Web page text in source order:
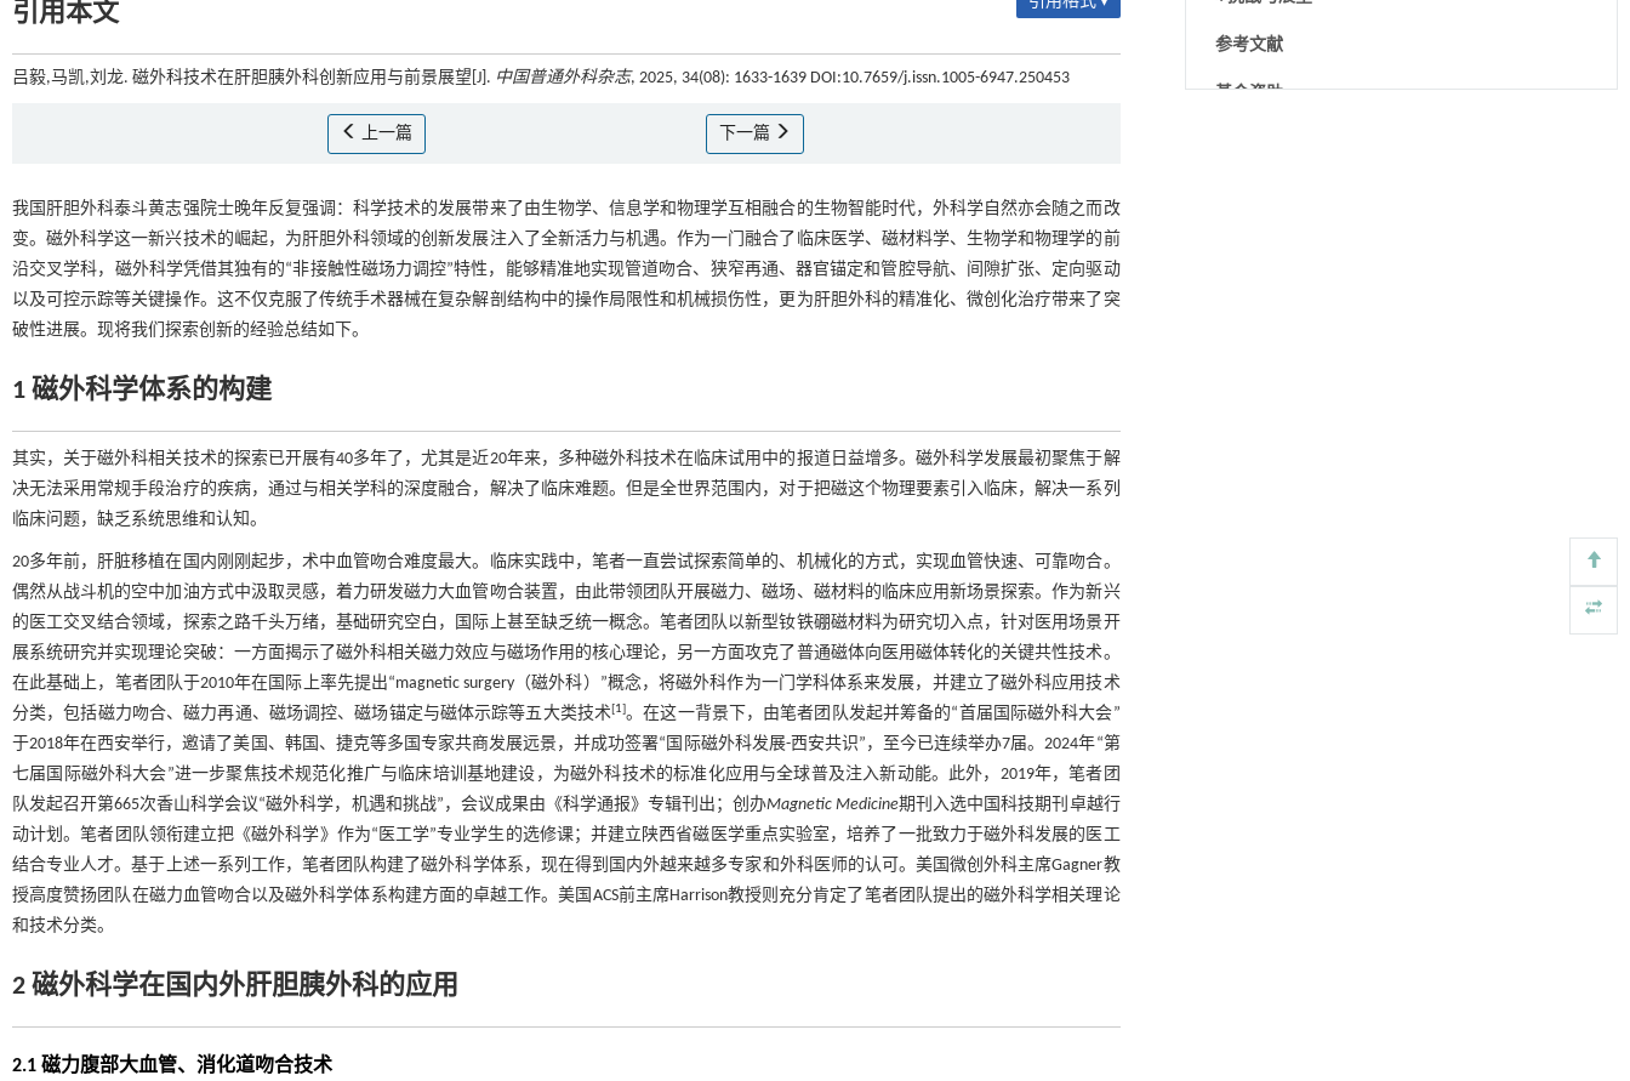
引用本文
吕毅,马凯,刘龙. 磁外科技术在肝胆胰外科创新应用与前景展望[J]. 中国普通外科杂志, 2025, 34(08): 1633-1639 DOI:10.7659/j.issn.1005-6947.250453
上一篇 下一篇
我国肝胆外科泰斗黄志强院士晚年反复强调：科学技术的发展带来了由生物学、信息学和物理学互相融合的生物智能时代，外科学自然亦会随之而改
变。磁外科学这一新兴技术的崛起，为肝胆外科领域的创新发展注入了全新活力与机遇。作为一门融合了临床医学、磁材料学、生物学和物理学的前
沿交叉学科，磁外科学凭借其独有的“非接触性磁场力调控”特性，能够精准地实现管道吻合、狭窄再通、器官锚定和管腔导航、间隙扩张、定向驱动
以及可控示踪等关键操作。这不仅克服了传统手术器械在复杂解剖结构中的操作局限性和机械损伤性，更为肝胆外科的精准化、微创化治疗带来了突
破性进展。现将我们探索创新的经验总结如下。
1 磁外科学体系的构建
其实，关于磁外科相关技术的探索已开展有40多年了，尤其是近20年来，多种磁外科技术在临床试用中的报道日益增多。磁外科学发展最初聚焦于解
决无法采用常规手段治疗的疾病，通过与相关学科的深度融合，解决了临床难题。但是全世界范围内，对于把磁这个物理要素引入临床，解决一系列
临床问题，缺乏系统思维和认知。
20多年前，肝脏移植在国内刚刚起步，术中血管吻合难度最大。临床实践中，笔者一直尝试探索简单的、机械化的方式，实现血管快速、可靠吻合。
偶然从战斗机的空中加油方式中汲取灵感，着力研发磁力大血管吻合装置，由此带领团队开展磁力、磁场、磁材料的临床应用新场景探索。作为新兴
的医工交叉结合领域，探索之路千头万绪，基础研究空白，国际上甚至缺乏统一概念。笔者团队以新型钕铁硼磁材料为研究切入点，针对医用场景开
展系统研究并实现理论突破：一方面揭示了磁外科相关磁力效应与磁场作用的核心理论，另一方面攻克了普通磁体向医用磁体转化的关键共性技术。
在此基础上，笔者团队于2010年在国际上率先提出“magnetic surgery（磁外科）”概念，将磁外科作为一门学科体系来发展，并建立了磁外科应用技术
分类，包括磁力吻合、磁力再通、磁场调控、磁场锚定与磁体示踪等五大类技术[1]。在这一背景下，由笔者团队发起并筹备的“首届国际磁外科大会”
于2018年在西安举行，邀请了美国、韩国、捷克等多国专家共商发展远景，并成功签署“国际磁外科发展-西安共识”，至今已连续举办7届。2024年“第
七届国际磁外科大会”进一步聚焦技术规范化推广与临床培训基地建设，为磁外科技术的标准化应用与全球普及注入新动能。此外，2019年，笔者团
队发起召开第665次香山科学会议“磁外科学，机遇和挑战”，会议成果由《科学通报》专辑刊出；创办Magnetic Medicine期刊入选中国科技期刊卓越行
动计划。笔者团队领衔建立把《磁外科学》作为“医工学”专业学生的选修课；并建立陕西省磁医学重点实验室，培养了一批致力于磁外科发展的医工
结合专业人才。基于上述一系列工作，笔者团队构建了磁外科学体系，现在得到国内外越来越多专家和外科医师的认可。美国微创外科主席Gagner教
授高度赞扬团队在磁力血管吻合以及磁外科学体系构建方面的卓越工作。美国ACS前主席Harrison教授则充分肯定了笔者团队提出的磁外科学相关理论
和技术分类。
2 磁外科学在国内外肝胆胰外科的应用
2.1 磁力腹部大血管、消化道吻合技术
参考文献
基金资助
O